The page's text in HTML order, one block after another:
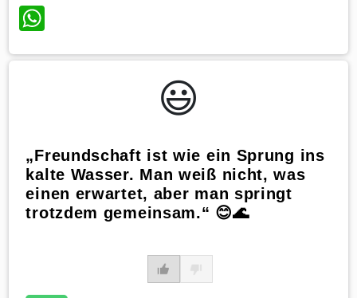
WhatsApp
😃️
„Freundschaft ist wie ein Sprung ins
kalte Wasser. Man weiß nicht, was
einen erwartet, aber man springt
trotzdem gemeinsam.“ 😊🌊